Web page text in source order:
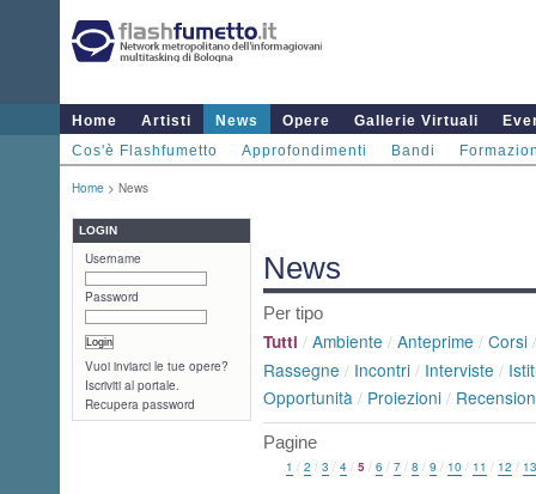
Home Artisti News Opere Gallerie Virtuali
Cos'è Flashfumetto
Approfondimenti Bandi
Home > News
LOGIN
Username
Password
Vuoi inviarci le tue opere?
Iscriviti al portale.
Recupera password
News
Per tipo
Tutti / Ambiente / Anteprime / Corsi
Rassegne / Incontri / Interviste /
Opportunità / Proiezioni /
Pagine
1 / 2 / 3 / 4 / 5 / 6 / 7 / 8 / 9 / 10 / 11 / 12 / 13